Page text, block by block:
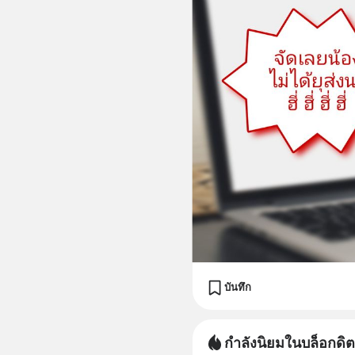
บันทึก
กำลังนิยมในบล็อกดิต